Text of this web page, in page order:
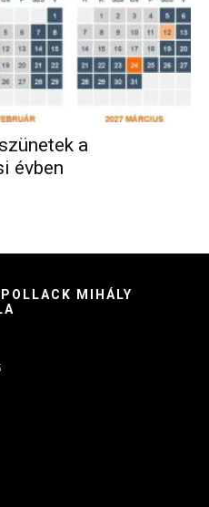
a
évben
MIHÁLY